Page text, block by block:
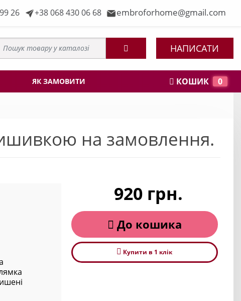
26 +38 068 430 06 68 embroforhome@gmail.com
НАПИСАТИ
ЯК ЗАМОВИТИ КОШИК 0
на замовлення.
920 грн.
До кошика
Купити в 1 клiк